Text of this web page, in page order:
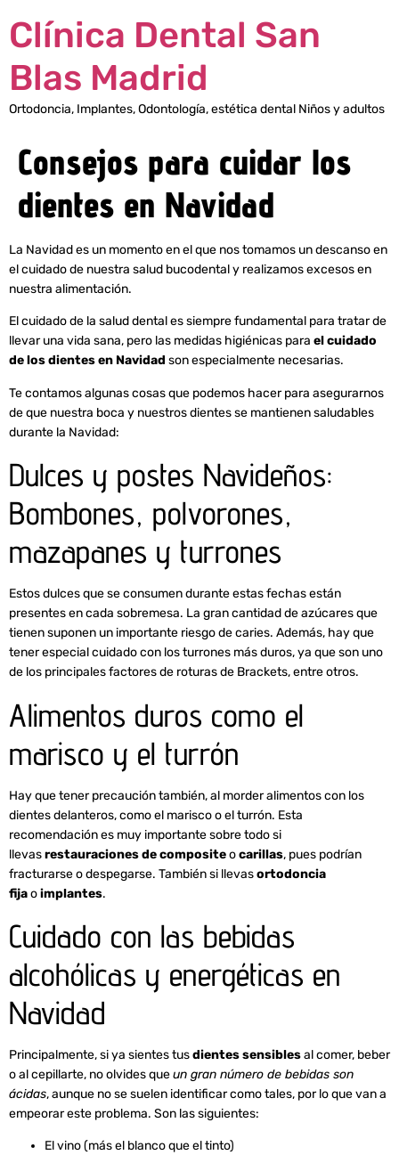
Clínica Dental San
Blas Madrid
Ortodoncia, Implantes, Odontología, estética dental Niños y adultos
Consejos para cuidar los
dientes en Navidad
La Navidad es un momento en el que nos tomamos un descanso en
el cuidado de nuestra salud bucodental y realizamos excesos en
nuestra alimentación.
El cuidado de la salud dental es siempre fundamental para tratar de
llevar una vida sana, pero las medidas higiénicas para el cuidado
de los dientes en Navidad son especialmente necesarias.
Te contamos algunas cosas que podemos hacer para asegurarnos
de que nuestra boca y nuestros dientes se mantienen saludables
durante la Navidad:
Dulces y postes Navideños:
Bombones, polvorones,
mazapanes y turrones
Estos dulces que se consumen durante estas fechas están
presentes en cada sobremesa. La gran cantidad de azúcares que
tienen suponen un importante riesgo de caries. Además, hay que
tener especial cuidado con los turrones más duros, ya que son uno
de los principales factores de roturas de Brackets, entre otros.
Alimentos duros como el
marisco y el turrón
Hay que tener precaución también, al morder alimentos con los
dientes delanteros, como el marisco o el turrón. Esta
recomendación es muy importante sobre todo si
llevasrestauraciones de compositeocarillas, pues podrían
fracturarse o despegarse. También si llevasortodoncia
fijaoimplantes.
Cuidado con las bebidas
alcohólicas y energéticas en
Navidad
Principalmente, si ya sientes tusdientes sensiblesal comer, beber
o al cepillarte, no olvides queun gran número de bebidas son
ácidas, aunque no se suelen identificar como tales, por lo que van a
empeorar este problema. Son las siguientes:
El vino (más el blanco que el tinto)